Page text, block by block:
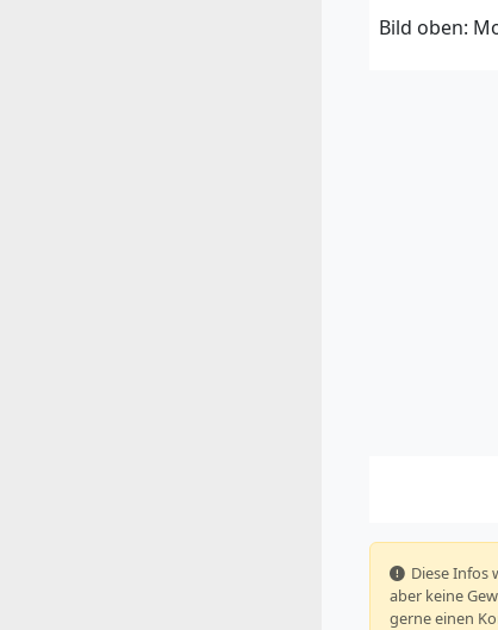
Bild oben:
Diese
aber keine
gerne einen